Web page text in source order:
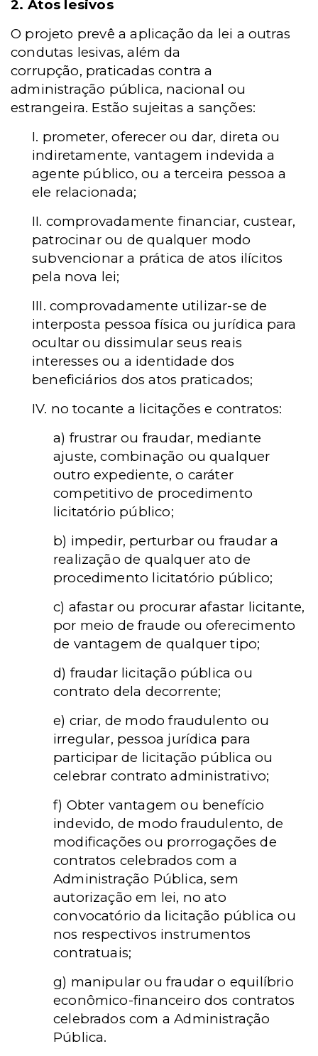
2. Atos lesivos
O projeto prevê a aplicação da lei a outras
condutas lesivas, além da
corrupção, praticadas contra a
administração pública, nacional ou
estrangeira. Estão sujeitas a sanções:
I. prometer, oferecer ou dar, direta ou
indiretamente, vantagem indevida a
agente público, ou a terceira pessoa a
ele relacionada;
II. comprovadamente financiar, custear,
patrocinar ou de qualquer modo
subvencionar a prática de atos ilícitos
pela nova lei;
III. comprovadamente utilizar-se de
interposta pessoa física ou jurídica para
ocultar ou dissimular seus reais
interesses ou a identidade dos
beneficiários dos atos praticados;
IV. no tocante a licitações e contratos:
a) frustrar ou fraudar, mediante
ajuste, combinação ou qualquer
outro expediente, o caráter
competitivo de procedimento
licitatório público;
b) impedir, perturbar ou fraudar a
realização de qualquer ato de
procedimento licitatório público;
c) afastar ou procurar afastar licitante,
por meio de fraude ou oferecimento
de vantagem de qualquer tipo;
d) fraudar licitação pública ou
contrato dela decorrente;
e) criar, de modo fraudulento ou
irregular, pessoa jurídica para
participar de licitação pública ou
celebrar contrato administrativo;
f) Obter vantagem ou benefício
indevido, de modo fraudulento, de
modificações ou prorrogações de
contratos celebrados com a
Administração Pública, sem
autorização em lei, no ato
convocatório da licitação pública ou
nos respectivos instrumentos
contratuais;
g) manipular ou fraudar o equilíbrio
econômico-financeiro dos contratos
celebrados com a Administração
Pública.